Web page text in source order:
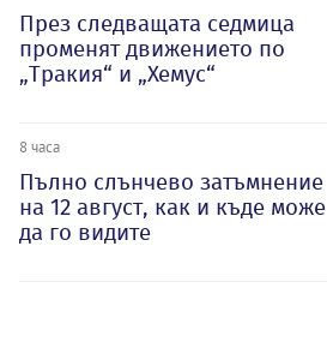
През следващата седмица
променят движението по
„Тракия“ и „Хемус“
8 часа
Пълно слънчево затъмнение
на 12 август, как и къде може
да го видите